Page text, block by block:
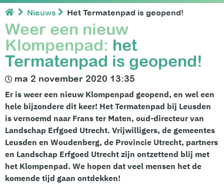
Nieuws Het Termatenpad is geopend!
Weer een nieuw
Klompenpad: het
Termatenpad is geopend!
ma 2 november 2020 13:35
Er is weer een nieuw Klompenpad geopend, en wel een
hele bijzondere dit keer! Het Termatenpad bij Leusden
is vernoemd naar Frans ter Maten, oud-directeur van
Landschap Erfgoed Utrecht. Vrijwilligers, de gemeentes
Leusden en Woudenberg, de Provincie Utrecht, partners
en Landschap Erfgoed Utrecht zijn ontzettend blij met
het Klompenpad. We hopen dat veel mensen het de
komende tijd gaan ontdekken!